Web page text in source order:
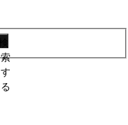
索
す
る